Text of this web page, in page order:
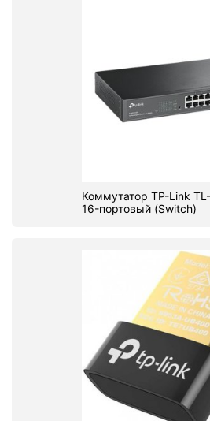
Коммутатор TP-Link
16-портовый (Switch)